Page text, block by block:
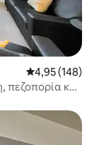
Μέση
4,95 (148)
πεζοπορία και